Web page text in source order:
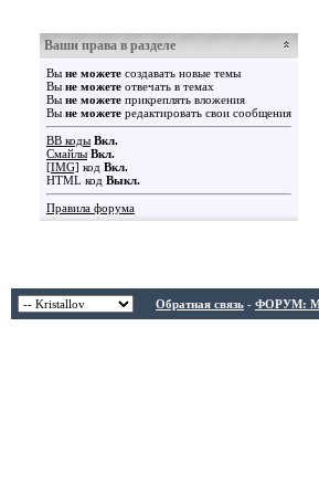
Ваши права в разделе
Вы не можете создавать новые темы
Вы не можете отвечать в темах
Вы не можете прикреплять вложения
Вы не можете редактировать свои сообщения
BB коды Вкл.
Смайлы Вкл.
[IMG] код Вкл.
HTML код Выкл.
Правила форума
Обратная связь - ФОРУМ: